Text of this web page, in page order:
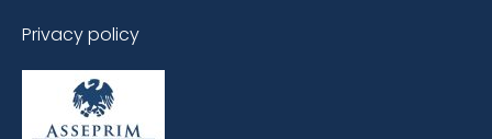
Privacy policy